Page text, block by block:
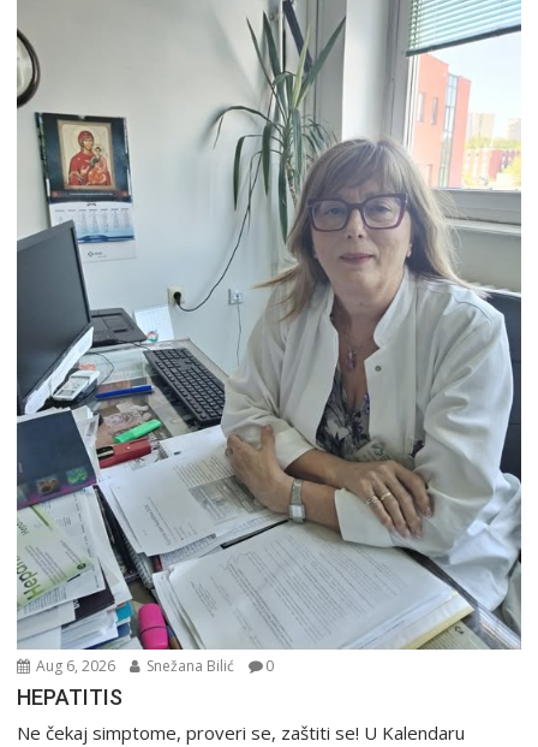
Aug 6, 2026 Snežana Bilić 0
HEPATITIS
Ne čekaj simptome, proveri se, zaštiti se! U Kalendaru